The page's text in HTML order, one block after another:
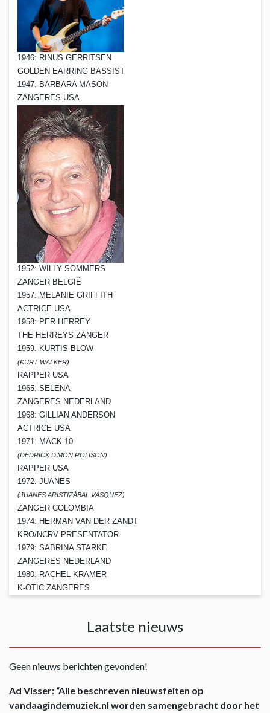
1946: RINUS GERRITSEN
GOLDEN EARRING BASSIST
1947: BARBARA MASON
ZANGERES USA
1952: WILLY SOMMERS
ZANGER BELGIË
1957: MELANIE GRIFFITH
ACTRICE USA
1958: PER HERREY
THE HERREYS ZANGER
1959: KURTIS BLOW
(KURT WALKER)
RAPPER USA
1965: SELENA
ZANGERES NEDERLAND
1968: GILLIAN ANDERSON
ACTRICE USA
1971: MACK 10
(DEDRICK D’MON ROLISON)
RAPPER USA
1972: JUANES
(JUANES ARISTIZÁBAL VÁSQUEZ)
ZANGER COLOMBIA
1974: HERMAN VAN DER ZANDT
KRO/NCRV PRESENTATOR
1979: SABRINA STARKE
ZANGERES NEDERLAND
1980: RACHEL KRAMER
K-OTIC ZANGERES
Laatste nieuws
Geen nieuws berichten gevonden!
Ad Visser: “Alle beschreven nieuwsfeiten op
vandaagindemuziek.nl worden samengebracht door het